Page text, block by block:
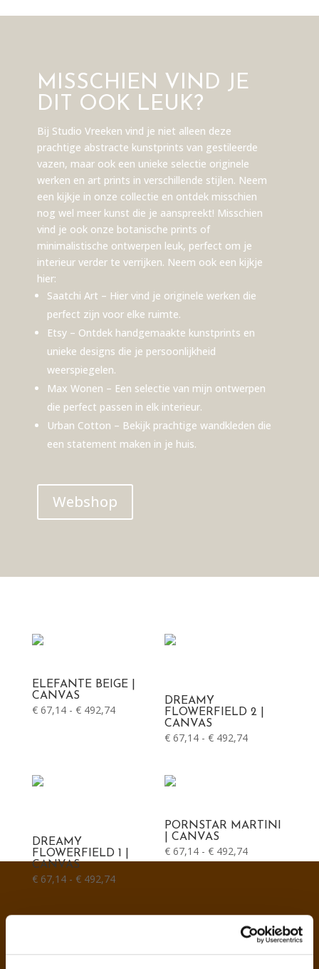
MISSCHIEN VIND JE
DIT OOK LEUK?
Bij Studio Vreeken vind je niet alleen deze
prachtige abstracte kunstprints van gestileerde
vazen, maar ook een unieke selectie originele
werken en art prints in verschillende stijlen. Neem
een kijkje in onze collectie en ontdek misschien
nog wel meer kunst die je aanspreekt! Misschien
vind je ook onze botanische prints of
minimalistische ontwerpen leuk, perfect om je
interieur verder te verrijken. Neem ook een kijkje
hier:
Saatchi Art – Hier vind je originele werken die
perfect zijn voor elke ruimte.
Etsy– Ontdek handgemaakte kunstprints en
unieke designs die je persoonlijkheid
weerspiegelen.
Max Wonen – Een selectie van mijn ontwerpen
die perfect passen in elk interieur.
Urban Cotton – Bekijk prachtige wandkleden die
een statement maken in je huis.
Webshop
ELEFANTE BEIGE |
CANVAS
€67,14 - €492,74Prijsklasse:
DREAMY
FLOWERFIELD 2 |
CANVAS
€ 67,14 - € 492,74Prijsklasse:
DREAMY
FLOWERFIELD 1 |
CANVAS
€67,14 - €492,74Prijsklasse:
PORNSTAR MARTINI
| CANVAS
€ 67,14 - € 492,74Prijsklasse:
een project